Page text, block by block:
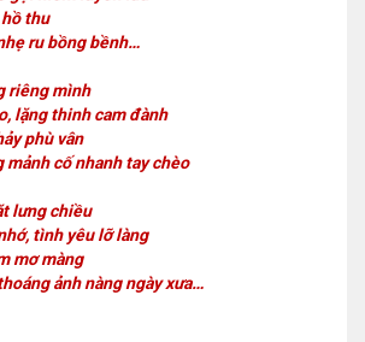
thu
ru bồng bềnh…
riêng mình
lặng thinh cam đành
phù vân
mảnh cố nhanh tay chèo
lưng chiều
tình yêu lỡ làng
mơ màng
ảnh nàng ngày xưa…